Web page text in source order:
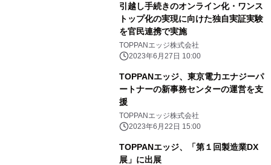
引越し手続きのオンライン化・ワンス
トップ化の実現に向けた独自実証実験
を官民連携で実施
TOPPANエッジ株式会社
2023年6月27日 10:00
TOPPANエッジ、東京電力エナジーパ
ートナーの新事務センターの運営を支
援
TOPPANエッジ株式会社
2023年6月22日 15:00
TOPPANエッジ、「第１回製造業DX
展」に出展